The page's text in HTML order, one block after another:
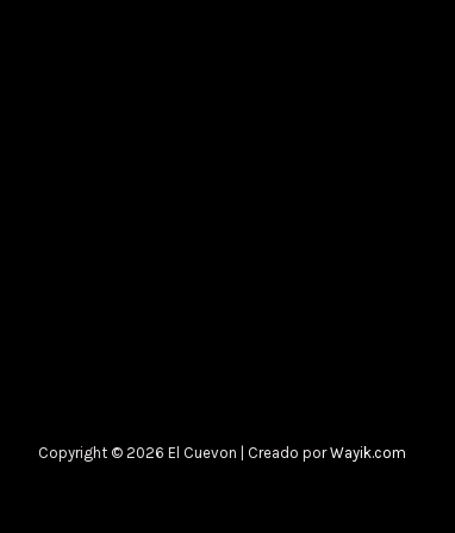
Copyright © 2026 El Cuevon | Creado porWayik.com